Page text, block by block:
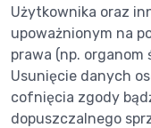
Użytkownika oraz
upoważnionym na
prawa (np. organom
Usunięcie danych
cofnięcia zgody
dopuszczalnego